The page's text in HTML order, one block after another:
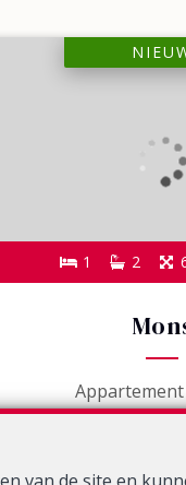
1 2
880 €